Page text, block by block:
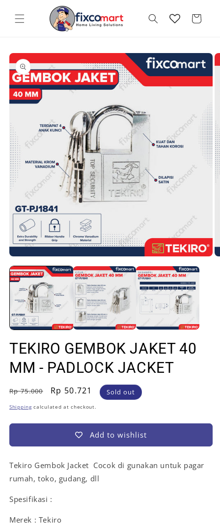
content
Cart
Skip to
product
information
media
1
in
modal
TEKIRO GEMBOK JAKET 40
MM - PADLOCK JACKET
Regular
Rp 75.000
Sale
Rp 50.721 Sold out
Shipping calculated at checkout.
Add to wishlist
Tekiro Gembok Jacket Cocok di gunakan untuk pagar
rumah, toko, gudang, dll
Spesifikasi :
Merek : Tekiro